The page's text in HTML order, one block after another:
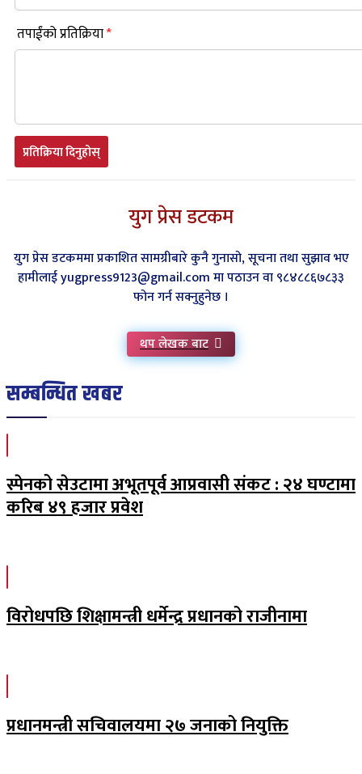
तपाईंको प्रतिक्रिया*
प्रतिक्रिया दिनुहोस्
युग प्रेस डटकम
युग प्रेस डटकममा प्रकाशित सामग्रीबारे कुनै गुनासो, सूचना तथा सुझाव भए
हामीलाई yugpress9123@gmail.com मा पठाउन वा ९८४८८६७८३३
फोन गर्न सक्नुहुनेछ ।
थप लेखक बाट
सम्बन्धित खबर
स्पेनको सेउटामा अभूतपूर्व आप्रवासी संकट : २४ घण्टामा
करिब ४९ हजार प्रवेश
विरोधपछि शिक्षामन्त्री धर्मेन्द्र प्रधानको राजीनामा
प्रधानमन्त्री सचिवालयमा २७ जनाको नियुक्ति